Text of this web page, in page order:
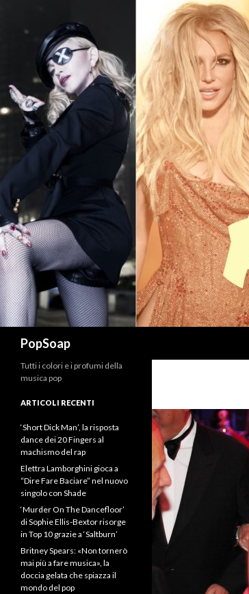
PopSoap
Tutti i colori e i profumi della
musica pop
ARTICOLI RECENTI
‘Short Dick Man’, la risposta
dance dei 20 Fingers al
machismo del rap
Elettra Lamborghini gioca a
“Dire Fare Baciare” nel nuovo
singolo con Shade
‘Murder On The Dancefloor’
di Sophie Ellis-Bextor risorge
in Top 10 grazie a ‘Saltburn’
Britney Spears: «Non tornerò
mai più a fare musica», la
doccia gelata che spiazza il
mondo del pop